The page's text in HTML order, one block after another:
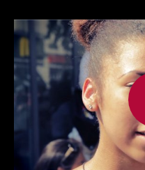
Inhaltskarousell
für
weitere
Inhalte
Inhaltskarussell
überspringen